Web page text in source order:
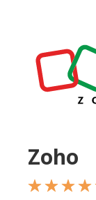
Zoho
★ ★ ★ ★